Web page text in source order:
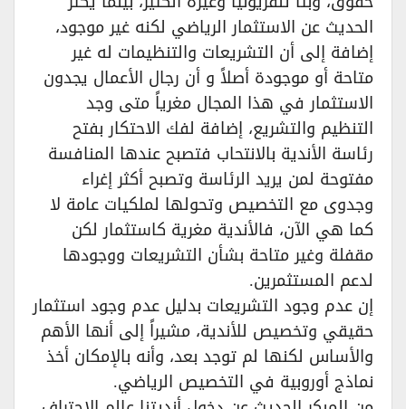
الحديث عن الاستثمار الرياضي لكنه غير موجود،
إضافة إلى أن التشريعات والتنظيمات له غير
متاحة أو موجودة أصلاً و أن رجال الأعمال يجدون
الاستثمار في هذا المجال مغرياً متى وجد
التنظيم والتشريع، إضافة لفك الاحتكار بفتح
رئاسة الأندية بالانتحاب فتصبح عندها المنافسة
مفتوحة لمن يريد الرئاسة وتصبح أكثر إغراء
وجدوى مع التخصيص وتحولها لملكيات عامة لا
كما هي الآن، فالأندية مغرية كاستثمار لكن
مقفلة وغير متاحة بشأن التشريعات ووجودها
لدعم المستثمرين.‏
إن عدم وجود التشريعات بدليل عدم وجود استثمار
حقيقي وتخصيص للأندية، مشيراً إلى أنها الأهم
والأساس لكنها لم توجد بعد، وأنه بالإمكان أخذ
نماذج أوروبية في التخصيص الرياضي.‏